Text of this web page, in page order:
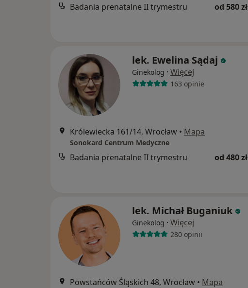
Badania prenatalne II trymestru od 580 zł
lek. Ewelina Sądaj
Ginekolog · Więcej
163 opinie
Królewiecka 161/14, Wrocław • Mapa
Sonokard Centrum Medyczne
Badania prenatalne II trymestru od 480 zł
lek. Michał Buganiuk
Ginekolog · Więcej
280 opinii
Powstańców Śląskich 48, Wrocław • Mapa